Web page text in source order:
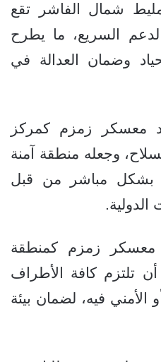
شمال الفاشر تقع
السريع، ما يطرح
وضمان العدالة في
معسكر زمزم كمركز
وجعله منطقة آمنة
بشكل مباشر من قبل
الدولية.
معسكر زمزم كمنطقة
تلتزم كافة الأطراف
الأمني فيه، لضمان بيئة